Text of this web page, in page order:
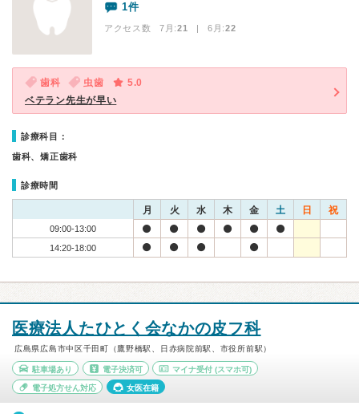
1件
アクセス数 7月:21 | 6月:22
歯科 虫歯
5.0
ベテラン先生が早い
診療科目：
歯科、矯正歯科
診療時間
月 火 水 木 金 土 日 祝
09:00-13:00
14:20-18:00
医療法人たひとく会なかの皮フ科
広島県広島市中区千田町（鷹野橋駅、日赤病院前駅、市役所前駅）
駐車場あり 電子決済可 マイナ受付 (スマホ可)
電子処方せん対応 女医在籍